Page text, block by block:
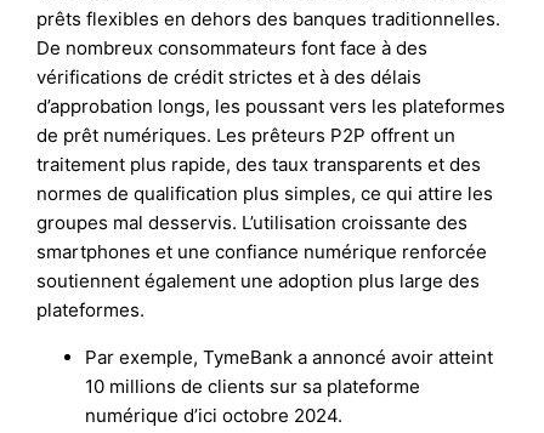
prêts flexibles en dehors des banques traditionnelles.
De nombreux consommateurs font face à des
vérifications de crédit strictes et à des délais
d’approbation longs, les poussant vers les plateformes
de prêt numériques. Les prêteurs P2P offrent un
traitement plus rapide, des taux transparents et des
normes de qualification plus simples, ce qui attire les
groupes mal desservis. L’utilisation croissante des
smartphones et une confiance numérique renforcée
soutiennent également une adoption plus large des
plateformes.
Par exemple, TymeBank a annoncé avoir atteint
10 millions de clients sur sa plateforme
numérique d’ici octobre 2024.